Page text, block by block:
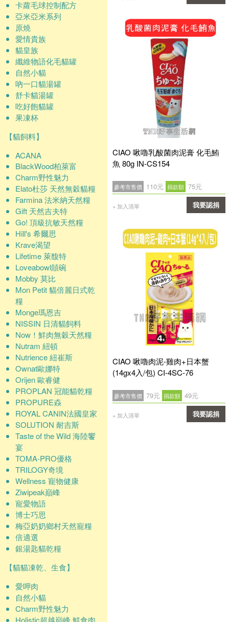
卡蘿毛球控制配方
亞米亞米系列
原燒
愛情貴族
貓皇族
纖維物語化毛貓罐
自然小貓
吶一口貓湯罐
舒卡貓湯罐
吃好飽貓罐
果凍杯
【貓飼料】
ACANA
BlackWood柏萊富
Charm野性魅力
Elato杜莎 天然無穀貓糧
Farmina 法米納天然糧
Gift 天然吉夫特
Go! 頂級抗敏天然糧
Hill's 希爾思
Krave渴望
Lifetime 萊馥特
Loveabowl囍碗
Mobby 莫比
Mon Petit 貓倍麗日式乾
糧
Monge瑪恩吉
NISSIN 日清貓飼料
Now！鮮肉無穀天然糧
Nutram 紐頓
Nutrience 紐崔斯
Ownat歐娜特
Orijen 歐睿健
PROPLAN 冠能貓乾糧
PROPURE猋
ROYAL CANIN法國皇家
SOLUTION 耐吉斯
Taste of the Wild 海陸饗
宴
TOMA-PRO優格
TRILOGY奇境
Wellness 寵物健康
Ziwipeak巔峰
寵愛物語
博士巧思
梅亞奶奶鄉村天然寵糧
倍適選
銀湯匙貓乾糧
【貓貓凍乾、生食】
愛呷肉
自然小貓
Charm野性魅力
Holistic超越巔峰 鮮食肉
CIAO 啾嚕乳酸菌肉泥膏 化毛鮪
魚 80g IN-CS154
參考市售價 110元 捐款額 75元
+ 加入清單 我要認捐
CIAO 啾嚕肉泥-雞肉+日本蟹
(14gx4入/包) CI-4SC-76
參考市售價 79元 捐款額 49元
+ 加入清單 我要認捐